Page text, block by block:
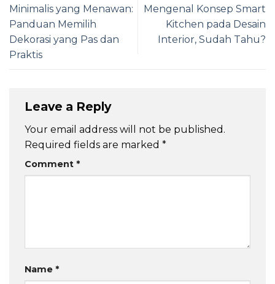
Minimalis yang Menawan:
Panduan Memilih
Dekorasi yang Pas dan
Praktis
Mengenal Konsep Smart
Kitchen pada Desain
Interior, Sudah Tahu?
Leave a Reply
Your email address will not be published.
Required fields are marked *
Comment *
Name *